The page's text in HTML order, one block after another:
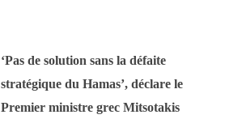
‘Pas de solution sans la défaite
stratégique du Hamas’, déclare le
Premier ministre grec Mitsotakis